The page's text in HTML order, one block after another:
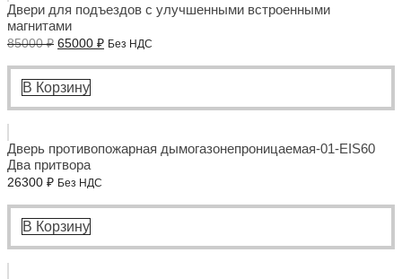
Двери для подъездов с улучшенными встроенными
магнитами
85000₽ Первоначальная
составляла
85000 ₽.
65000 ₽Текущая
65000 ₽.
Без НДС
В Корзину
Дверь противопожарная дымогазонепроницаемая-01-EIS60
Два притвора
26300 ₽ Без НДС
В Корзину